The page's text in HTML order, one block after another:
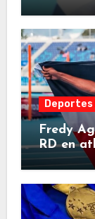
Deportes
Fredy
RD en